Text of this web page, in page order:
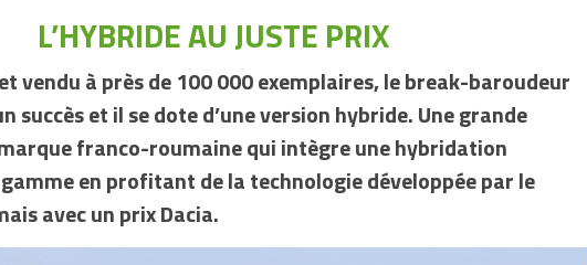
L’HYBRIDE AU JUSTE PRIX
vendu à près de 100 000 exemplaires, le break-baroudeur
succès et il se dote d’une version hybride. Une grande
franco-roumaine qui intègre une hybridation
en profitant de la technologie développée par le
avec un prix Dacia.